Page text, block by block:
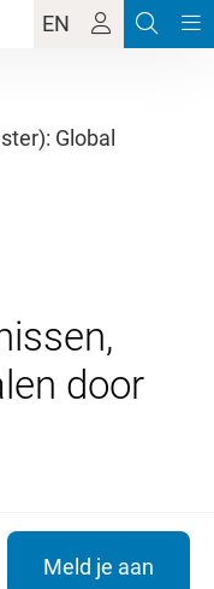
EN
Global
door
Meld je aan